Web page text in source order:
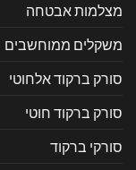
מצלמות אבטחה
משקלים ממוחשבים
סורק ברקוד אלחוטי
סורק ברקוד חוטי
סורקי ברקוד